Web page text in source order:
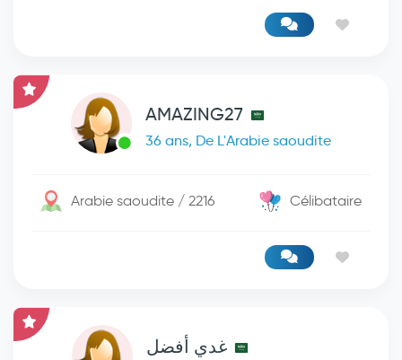
AMAZING27
36 ans, De L'Arabie saoudite
Arabie saoudite / 2216 Célibataire
غدي أفضل